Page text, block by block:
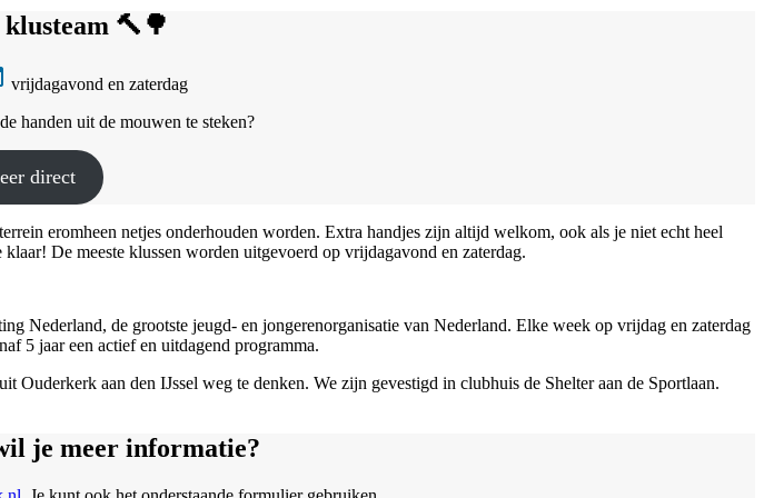
🔨🌳
vrijdagavond en zaterdag
handen uit de mouwen te steken?
direct
eromheen netjes onderhouden worden. Extra handjes zijn altijd welkom, ook als je niet echt heel
De meeste klussen worden uitgevoerd op vrijdagavond en zaterdag.
Nederland, de grootste jeugd- en jongerenorganisatie van Nederland. Elke week op vrijdag en zaterdag
5 jaar een actief en uitdagend programma.
Ouderkerk aan den IJssel weg te denken. We zijn gevestigd in clubhuis de Shelter aan de Sportlaan.
je meer informatie?